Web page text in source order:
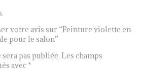
votre avis sur “Peinture violette en
pour le salon”
pas publiée. Les champs
avec *